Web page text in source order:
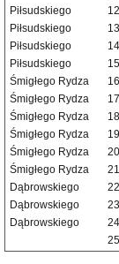
Piłsudskiego
Piłsudskiego
Piłsudskiego
Piłsudskiego
Śmigłego Rydza
Śmigłego Rydza
Śmigłego Rydza
Śmigłego Rydza
Śmigłego Rydza
Śmigłego Rydza
Dąbrowskiego
Dąbrowskiego
Dąbrowskiego